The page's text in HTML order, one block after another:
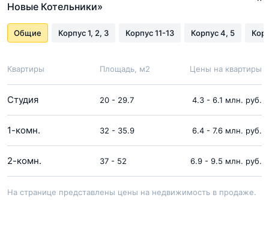
Новые Котельники»
Общие Корпус 1, 2, 3 Корпус 11-13 Корпус 4, 5
Квартиры Площадь, м2 Цены на квартиры
Студия 20 - 29.7 4.3 - 6.1 млн. руб.
1-комн. 32 - 35.9 6.4 - 7.6 млн. руб.
2-комн. 37 - 52 6.9 - 9.5 млн. руб.
На странице представлены цены на недвижимость в продаже.